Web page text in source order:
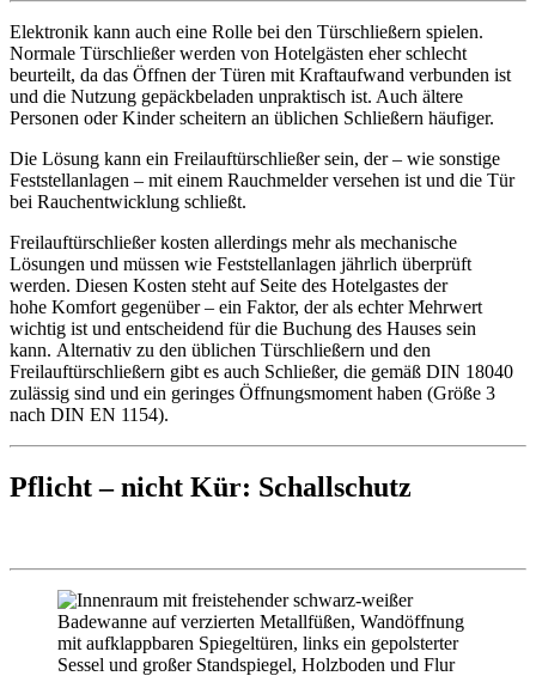
Elektronik kann auch eine Rolle bei den Türschließern spielen.
Normale Türschließer werden von Hotelgästen eher schlecht
beurteilt, da das Öffnen der Türen mit Kraftaufwand verbunden ist
und die Nutzung gepäckbeladen unpraktisch ist. Auch ältere
Personen oder Kinder scheitern an üblichen Schließern häufiger.
Die Lösung kann ein Freilauftürschließer sein, der – wie sonstige
Feststellanlagen – mit einem Rauchmelder versehen ist und die Tür
bei Rauchentwicklung schließt.
Freilauftürschließer kosten allerdings mehr als mechanische
Lösungen und müssen wie Feststellanlagen jährlich überprüft
werden. Diesen Kosten steht auf Seite des Hotelgastes der
hohe Komfort gegenüber – ein Faktor, der als echter Mehrwert
wichtig ist und entscheidend für die Buchung des Hauses sein
kann. Alternativ zu den üblichen Türschließern und den
Freilauftürschließern gibt es auch Schließer, die gemäß DIN 18040
zulässig sind und ein geringes Öffnungsmoment haben (Größe 3
nach DIN EN 1154).
Pflicht – nicht Kür: Schallschutz